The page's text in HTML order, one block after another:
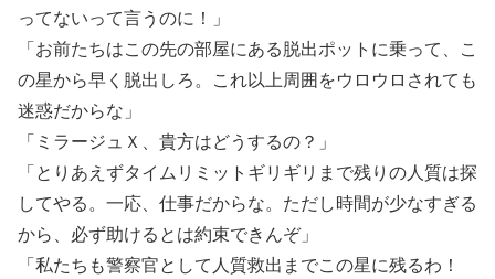
ってないって言うのに！」
「お前たちはこの先の部屋にある脱出ポットに乗って、こ
の星から早く脱出しろ。これ以上周囲をウロウロされても
迷惑だからな」
「ミラージュＸ、貴方はどうするの？」
「とりあえずタイムリミットギリギリまで残りの人質は探
してやる。一応、仕事だからな。ただし時間が少なすぎる
から、必ず助けるとは約束できんぞ」
「私たちも警察官として人質救出までこの星に残るわ！